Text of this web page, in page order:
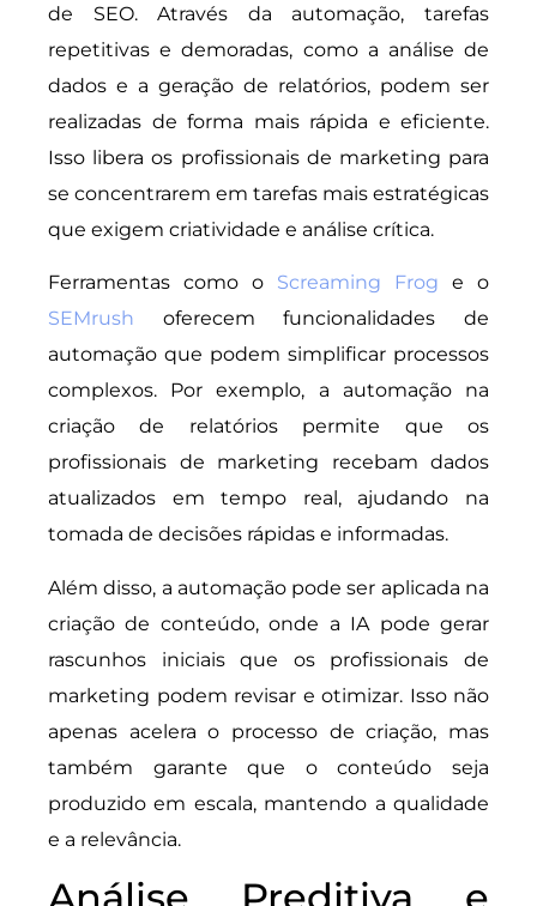
de SEO. Através da automação, tarefas
repetitivas e demoradas, como a análise de
dados e a geração de relatórios, podem ser
realizadas de forma mais rápida e eficiente.
Isso libera os profissionais de marketing para
se concentrarem em tarefas mais estratégicas
que exigem criatividade e análise crítica.
Ferramentas como o Screaming Frog e o
SEMrush oferecem funcionalidades de
automação que podem simplificar processos
complexos. Por exemplo, a automação na
criação de relatórios permite que os
profissionais de marketing recebam dados
atualizados em tempo real, ajudando na
tomada de decisões rápidas e informadas.
Além disso, a automação pode ser aplicada na
criação de conteúdo, onde a IA pode gerar
rascunhos iniciais que os profissionais de
marketing podem revisar e otimizar. Isso não
apenas acelera o processo de criação, mas
também garante que o conteúdo seja
produzido em escala, mantendo a qualidade
e a relevância.